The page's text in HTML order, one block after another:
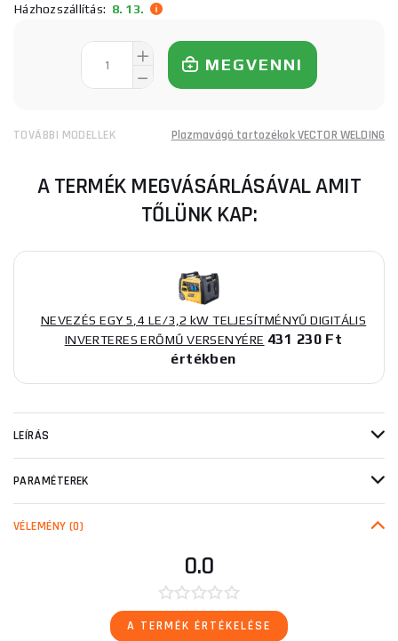
Házhozszállítás: 8. 13.
MEGVENNI
TOVÁBBI MODELLEK Plazmavágó tartozékok VECTOR WELDING
A TERMÉK MEGVÁSÁRLÁSÁVAL AMIT
TŐLÜNK KAP:
NEVEZÉS EGY 5,4 LE/3,2 kW TELJESÍTMÉNYŰ DIGITÁLIS
INVERTERES ERŐMŰ VERSENYÉRE 431 230 Ft
értékben
LEÍRÁS
PARAMÉTEREK
VÉLEMÉNY (0)
0.0
A TERMÉK ÉRTÉKELÉSE